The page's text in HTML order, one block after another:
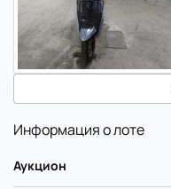
Информация о лоте
Аукцион